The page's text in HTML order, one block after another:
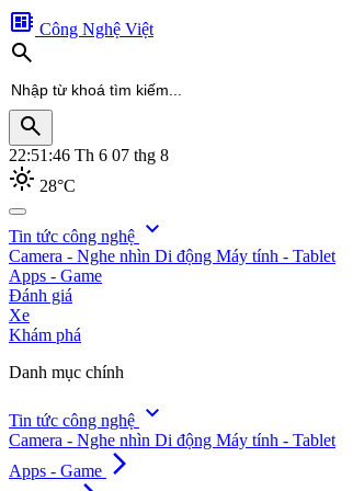
developer_board Công Nghệ Việt
search
search
22:51:47 Th 6 07 thg 8
light_mode 28°C
search
Tin tức công nghệ expand_more
Camera - Nghe nhìn Di động Máy tính - Tablet
Apps - Game
Đánh giá
Xe
Khám phá
Danh mục chính
Tin tức công nghệ expand_more
Camera - Nghe nhìn Di động Máy tính - Tablet
Apps - Game arrow_forward_ios